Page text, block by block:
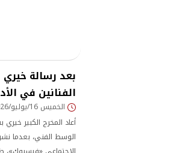
بعد رسالة
الفنانين في
الخميس 16/يوليو/2026 - 12:32 م
أعاد المخرج الكبير
الوسط الفني، بعدما